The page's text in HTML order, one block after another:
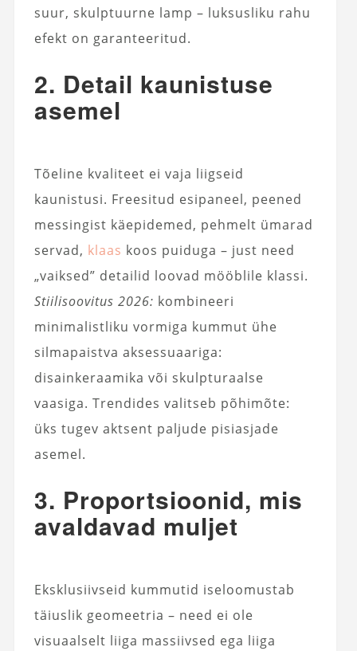
suur, skulptuurne lamp – luksusliku rahu
efekt on garanteeritud.
2. Detail kaunistuse
asemel
Tõeline kvaliteet ei vaja liigseid
kaunistusi. Freesitud esipaneel, peened
messingist käepidemed, pehmelt ümarad
servad, klaas koos puiduga – just need
„vaiksed” detailid loovad mööblile klassi.
Stiilisoovitus 2026: kombineeri
minimalistliku vormiga kummut ühe
silmapaistva aksessuaariga:
disainkeraamika või skulpturaalse
vaasiga. Trendides valitseb põhimõte:
üks tugev aktsent paljude pisiasjade
asemel.
3. Proportsioonid, mis
avaldavad muljet
Eksklusiivseid kummutid iseloomustab
täiuslik geomeetria – need ei ole
visuaalselt liiga massiivsed ega liiga